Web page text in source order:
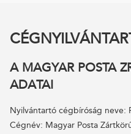
A MAGYAR POSTA
ADATAI
Nyilvántartó cégbíróság neve:
Cégnév: Magyar Posta